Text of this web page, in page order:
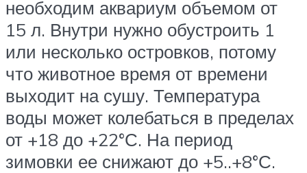
необходим аквариум объемом от
15 л. Внутри нужно обустроить 1
или несколько островков, потому
что животное время от времени
выходит на сушу. Температура
воды может колебаться в пределах
от +18 до +22°С. На период
зимовки ее снижают до +5..+8°С.